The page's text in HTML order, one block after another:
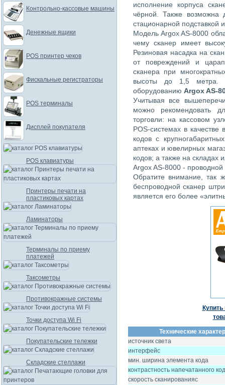
исполнение корпуса
чёрной. Также возможна
стационарной подставкой
Модель Argox AS-8000
чему сканер имеет
Резиновая насадка на
от повреждений и
сканера при
высоты до 1,5 метра.
оборудованию Argox AS-
Учитывая все
можно рекомендовать
торговли: на кассовом
POS-системах в качестве
кодов с
аптеках и ювелирных
кодов; а также на складах
Argox AS-8000 -
Обратите внимание, так
беспроводной сканер
является его более
Технические
источник света
интерфейс
мин. ширина элемента кода
контрастность напечатанного
скорость сканированияс
Контрольно-кассовые машины
Денежные ящики
POS принтер чеков
Фискальные регистраторы
POS терминалы
Дисплей покупателя
POS клавиатуры
Принтеры печати на
пластиковых картах
Ламинаторы
Терминалы по приему
платежей
Таксометры
Противокражные системы
Точки доступа Wi Fi
Покупательские тележки
Складские стеллажи